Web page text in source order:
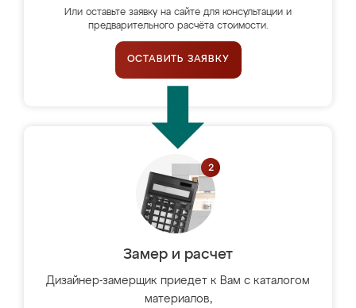
Или оставьте заявку на сайте для консультации и
предварительного расчёта стоимости.
ОСТАВИТЬ ЗАЯВКУ
Замер и расчет
Дизайнер-замерщик приедет к Вам с каталогом
материалов,